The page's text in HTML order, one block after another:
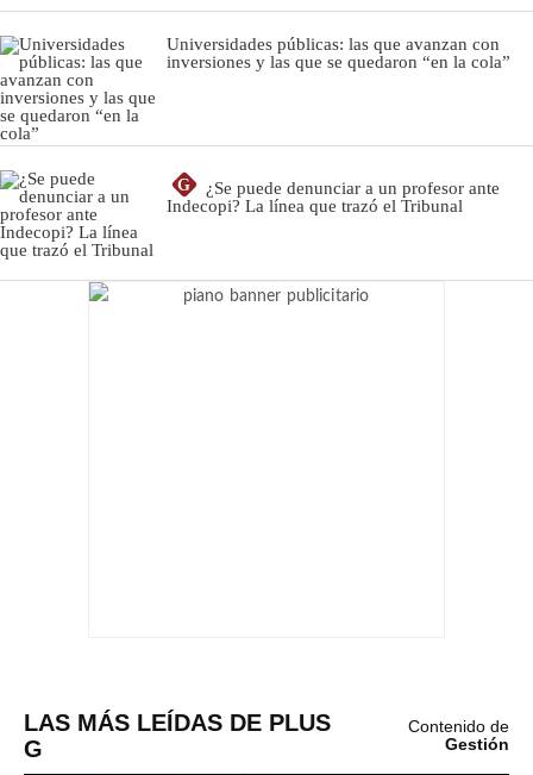
Universidades públicas: las que avanzan con
inversiones y las que se quedaron “en la cola”
G
¿Se puede denunciar a un profesor ante
Indecopi? La línea que trazó el Tribunal
LAS MÁS LEÍDAS DE PLUS
G
Contenido de
Gestión